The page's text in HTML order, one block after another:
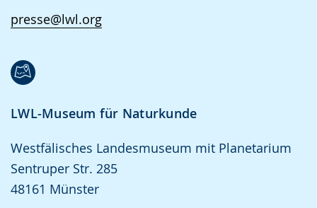
presse@lwl.org
LWL-Museum für Naturkunde
Westfälisches Landesmuseum mit Planetarium
Sentruper Str. 285
48161 Münster